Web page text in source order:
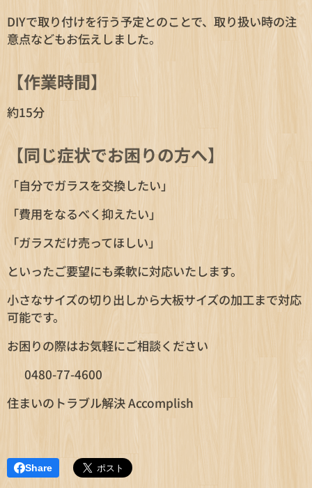
DIYで取り付けを行う予定とのことで、取り扱い時の注
意点などもお伝えしました。
【作業時間】
約15分
【同じ症状でお困りの方へ】
「自分でガラスを交換したい」
「費用をなるべく抑えたい」
「ガラスだけ売ってほしい」
といったご要望にも柔軟に対応いたします。
小さなサイズの切り出しから大板サイズの加工まで対応
可能です。
お困りの際はお気軽にご相談ください😊
📞 0480-77-4600
住まいのトラブル解決 Accomplish
Share